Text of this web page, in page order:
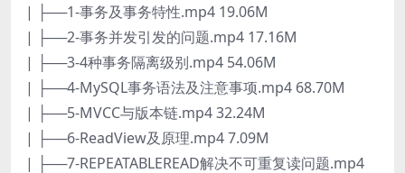
| ├──1-事务及事务特性.mp4 19.06M
| ├──2-事务并发引发的问题.mp4 17.16M
| ├──3-4种事务隔离级别.mp4 54.06M
| ├──4-MySQL事务语法及注意事项.mp4 68.70M
| ├──5-MVCC与版本链.mp4 32.24M
| ├──6-ReadView及原理.mp4 7.09M
| ├──7-REPEATABLEREAD解决不可重复读问题.mp4